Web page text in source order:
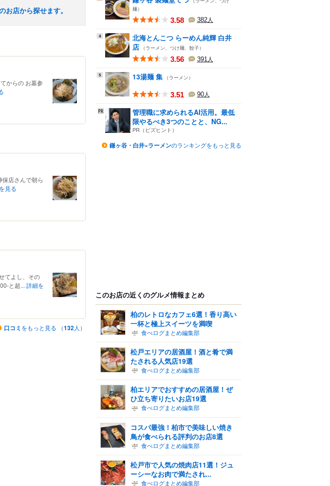
店から探せます。
からの お墓参
保店さんで朝ら
見る
てよし、その
と超... 詳細を
口コミ をもっと見る （132人）
麺）
3.58 382人
4
北海とんこつ らーめん純輝 白井
店 （ラーメン、つけ麺、餃子）
3.56 391 人
5 13湯麺 集 （ラーメン）
3.51 90人
管理職に求められるAI活用。最低
限やるべき3つのことと、NG...
PR（ビズヒント）
鎌ヶ谷・白井×ラーメンのランキングをもっと見る
このお店の近くのグルメ情報まとめ
柏のレトロなカフェ6選！香り高い
一杯と極上スイーツを満喫
食べログまとめ編集部
松戸エリアの居酒屋！酒と肴で満
たされる人気店19選
食べログまとめ編集部
柏エリアでおすすめの居酒屋！ぜ
ひ立ち寄りたいお店19選
食べログまとめ編集部
コスパ最強！柏市で美味しい焼き
鳥が食べられる評判のお店8選
食べログまとめ編集部
松戸市で人気の焼肉店11選！ジュ
ーシーなお肉で満たされ...
食べログまとめ編集部